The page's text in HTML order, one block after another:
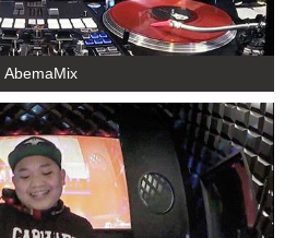
AbemaMix